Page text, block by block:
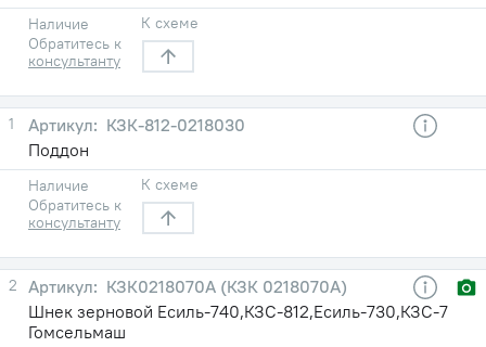
Наличие
Обратитесь к
консультанту
К схеме
1
КЗК-812-0218030
Поддон
Наличие
Обратитесь к
консультанту
К схеме
2
КЗК0218070А (КЗК 0218070А)
Шнек зерновой Есиль-740,КЗС-812,Есиль-730,КЗС-7
Гомсельмаш